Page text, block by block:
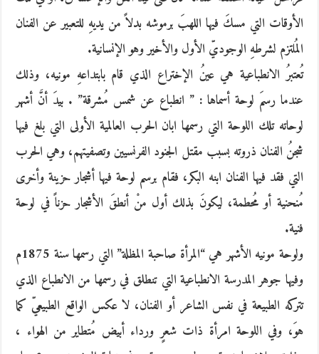
الأوقات التي مسكَ فيها اللهبَ برموشه بدلاً من يديهِ للتعبير عن الفنان
المُلتزم لشرطهِ الوجوديّ الأول والأخير وهو الإنسانية.
تُعتبرُ الانطباعية هي عينُ الإختراع الذي قام بابتداعهِ مونيه، وذلك
عندما رسمَ لوحة أسماها : ” انطباع عن شمس مُشرقة” . بيدَ أنَّ أشهر
لوحاته تلك اللوحة التي رسمها ابان الحرب العالمية الأولى التي بلغ فيها
شجنُ الفنان ذروته بسبب مقتل الجنود الفرنسيين وتصفيتهم، وهي الحرب
التي فقد فيها الفنان ابنه البكر، فقام برسم لوحة فيها أشجار حزينة وأخرى
مُنحنية أو مُحطمة، ليكونَ بذلك أول منْ أنطقَ الأشجار حزناً في لوحة
فنية.
ولوحة مونيه الأشهر هي “المرأة صاحبة المظلة” التي رسمها سنة 1875م
وفيها جوهر المدرسة الانطباعية التي تنطلق في رسمها من الانطباع الذي
تتركه الطبيعة في نفس الشاعر أو الفنان، لا عكس الواقع الطبيعيّ كما
هوَ، وفي اللوحة امرأة ذات شعرٍ ورداء أبيض مُتطاير من الهواء ،